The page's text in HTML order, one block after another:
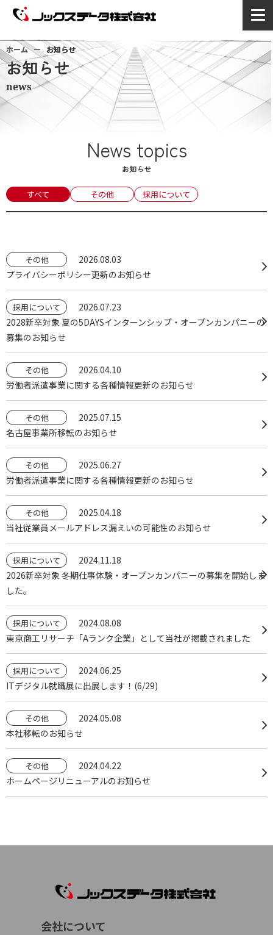
ホーム お知らせ
お知らせ
news
News topics
お知らせ
すべて その他 採用について
その他
2026.08.03
プライバシーポリシー更新のお知らせ
採用について
2026.07.23
2028新卒対象 夏の5DAYSインターンシップ・オープンカンパニーの
募集のお知らせ
その他
2026.04.10
労働者派遣事業に関する各種情報更新のお知らせ
その他
2025.07.15
名古屋事業所移転のお知らせ
その他
2025.06.27
労働者派遣事業に関する各種情報更新のお知らせ
その他
2025.04.18
当社従業員メールアドレス漏えいの可能性のお知らせ
採用について
2024.11.18
2026新卒対象 冬期仕事体験・オープンカンパニーの募集を開始しま
した。
採用について
2024.08.08
東京商工リサーチ「Aランク企業」として当社が掲載されました
採用について
2024.06.25
ITデジタル就職展に出展します！(6/29)
その他
2024.05.08
本社移転のお知らせ
その他
2024.04.22
ホームページリニューアルのお知らせ
会社について